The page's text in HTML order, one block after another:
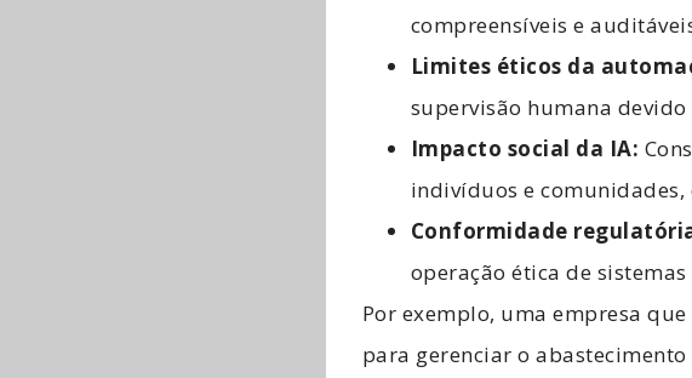
compreensíveis e
Limites éticos da
supervisão humana
Impacto social da IA:
indivíduos e comunidades,
Conformidade
operação ética de
Por exemplo, uma empresa
para gerenciar o